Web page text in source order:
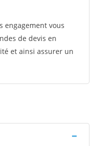
engagement vous
de devis en
et ainsi assurer un